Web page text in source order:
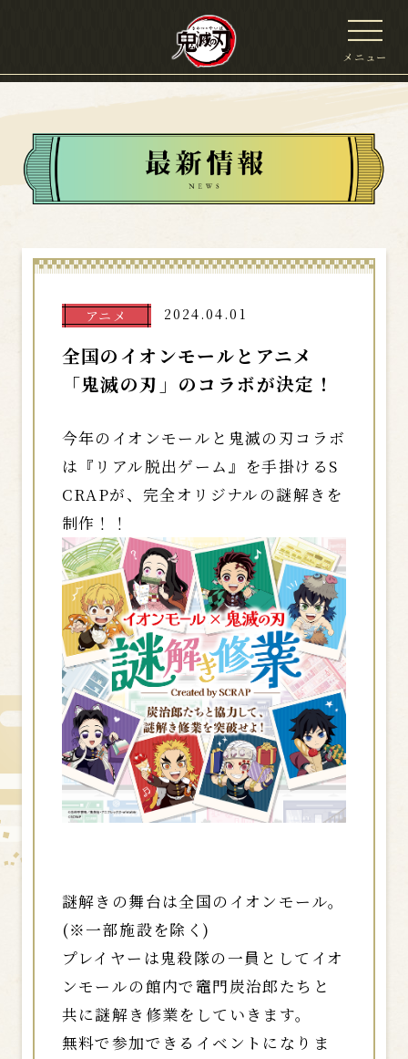
メニュー
アニメ 2024.04.01
全国のイオンモールとアニメ
「鬼滅の刃」のコラボが決定！
今年のイオンモールと鬼滅の刃コラボ
は『リアル脱出ゲーム』を手掛けるS
CRAPが、完全オリジナルの謎解きを
制作！！
謎解きの舞台は全国のイオンモール。
(※一部施設を除く)
プレイヤーは鬼殺隊の一員としてイオ
ンモールの館内で竈門炭治郎たちと
共に謎解き修業をしていきます。
無料で参加できるイベントになりま